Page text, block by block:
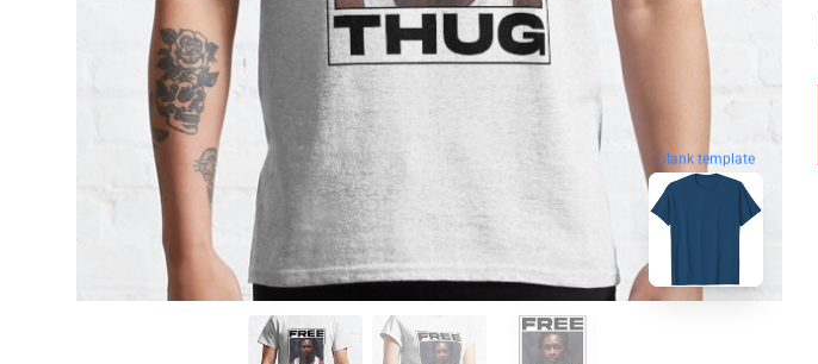
blank template